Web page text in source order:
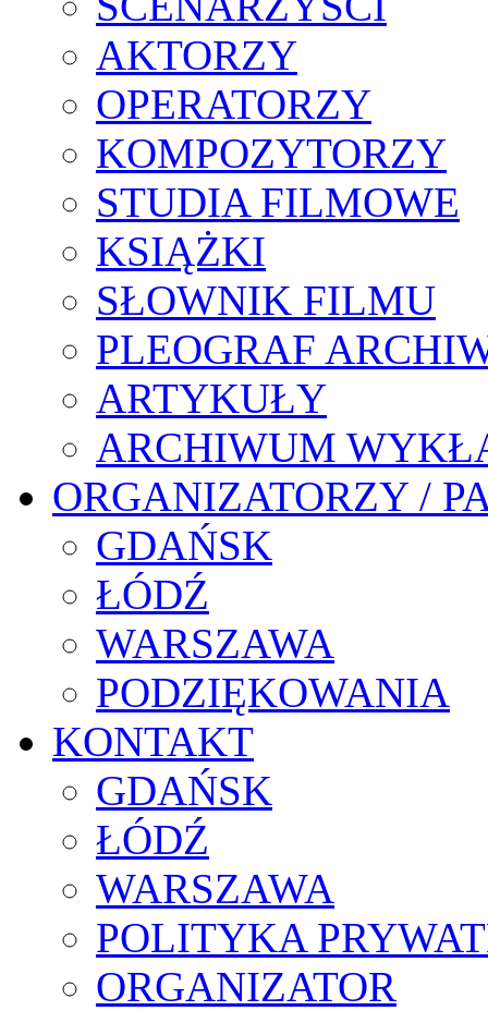
AKTORZY
OPERATORZY
KOMPOZYTORZY
STUDIA FILMOWE
KSIĄŻKI
SŁOWNIK FILMU
PLEOGRAF
ARTYKUŁY
ARCHIWUM
ORGANIZATORZY /
GDAŃSK
ŁÓDŹ
WARSZAWA
PODZIĘKOWANIA
KONTAKT
GDAŃSK
ŁÓDŹ
WARSZAWA
POLITYKA
ORGANIZATOR